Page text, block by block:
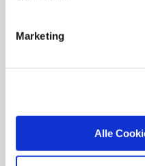
Marketing
Alle
Lassen Sie
Highlights und
Stuttgart und Region